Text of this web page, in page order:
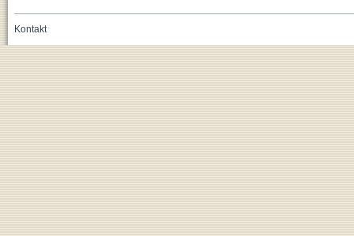
Kontakt